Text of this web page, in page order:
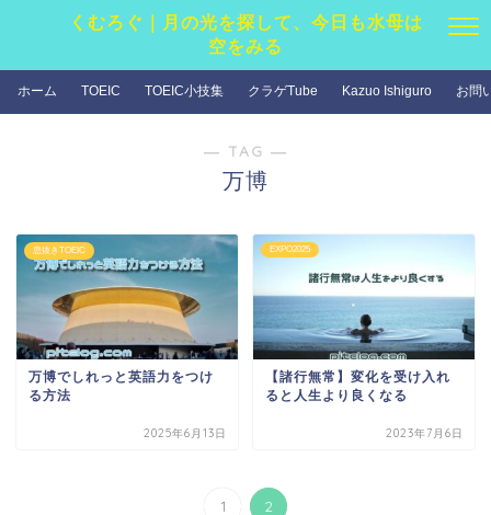
くむろぐ｜月の光を探して、今日も水母は
空をみる
ホーム TOEIC TOEIC小技集 クラゲTube Kazuo Ishiguro お問
― TAG ―
万博
息抜きTOEIC
万博でしれっと英語力をつけ
る方法
2025年6月13日
EXPO2025
【諸行無常】変化を受け入れ
ると人生より良くなる
2023年7月6日
1 2